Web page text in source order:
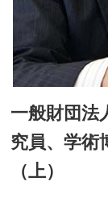
一般財団法
究員、学術
（上）